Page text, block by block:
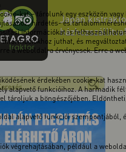
kat – tárolunk egy eszközön
hirdetés- és
információkat is
juthat, és
a weboldalra érvényesek. Erre a
érdekében cookie-kat
alapvető funkcióihoz. A harmadik
tároljuk a böngészőjében.
alapvető funkciói
végrehajtásában, például a
Japán